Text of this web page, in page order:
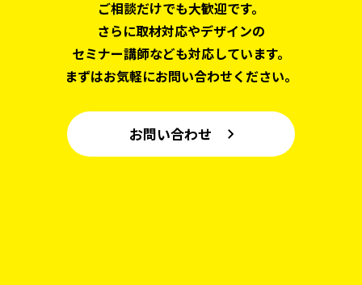
ご相談だけでも大歓迎です。
さらに取材対応やデザインの
セミナー講師なども対応しています。
まずはお気軽にお問い合わせください。
お問い合わせ